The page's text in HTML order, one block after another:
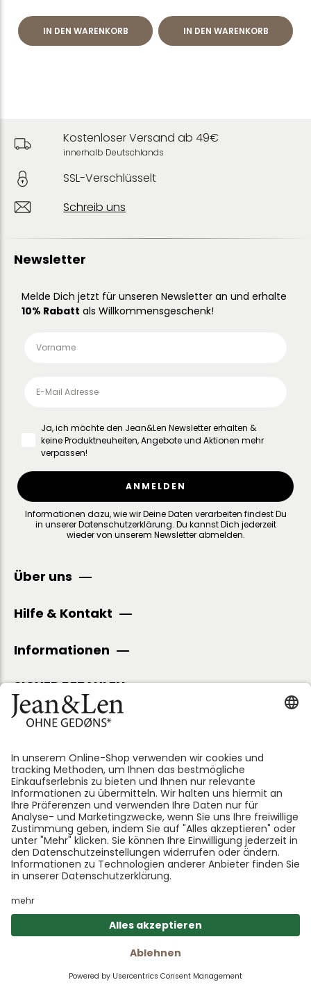
IN DEN WARENKORB IN DEN WARENKORB
Kostenloser Versand ab 49€
innerhalb Deutschlands
SSL-Verschlüsselt
Schreib uns
Newsletter
Melde Dich jetzt für unseren Newsletter an und erhalte
10% Rabatt als Willkommensgeschenk!
Ja, ich möchte den Jean&Len Newsletter erhalten &
keine Produktneuheiten, Angebote und Aktionen mehr
verpassen!
ANMELDEN
Informationen dazu, wie wir Deine Daten verarbeiten findest Du
in unsererDatenschutzerklärung. Du kannst Dich jederzeit
wieder von unserem Newsletter abmelden.
Über uns
Hilfe & Kontakt
Informationen
SICHER BEZAHLEN
Folge uns:
*GEDØNS = Inhaltsstoffe, auf die Len persönlich gerne
verzichtet. Bei jedem Produkt geben wir an, welche
das sind.